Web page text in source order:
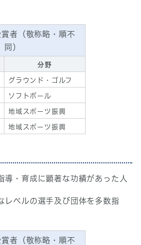
者（敬称略・順不
同）
分野
グラウンド・ゴルフ
ソフトボール
地域スポーツ振興
地域スポーツ振興
導・育成に顕著な功績があった人
レベルの選手及び団体を多数指
者（敬称略・順不